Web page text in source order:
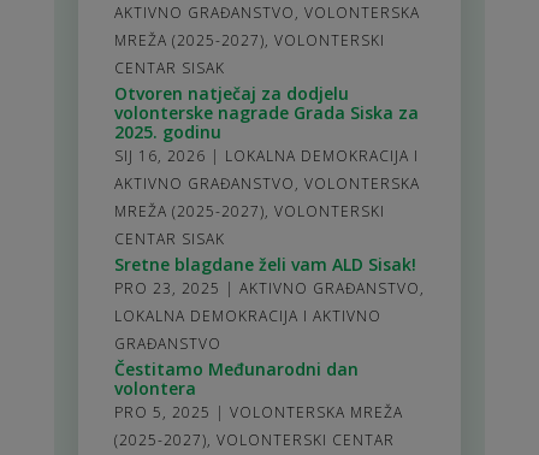
AKTIVNO GRAĐANSTVO, VOLONTERSKA
MREŽA (2025-2027), VOLONTERSKI
CENTAR SISAK
Otvoren natječaj za dodjelu
volonterske nagrade Grada Siska za
2025. godinu
SIJ 16, 2026 | LOKALNA DEMOKRACIJA I
AKTIVNO GRAĐANSTVO, VOLONTERSKA
MREŽA (2025-2027), VOLONTERSKI
CENTAR SISAK
Sretne blagdane želi vam ALD Sisak!
PRO 23, 2025 | AKTIVNO GRAĐANSTVO,
LOKALNA DEMOKRACIJA I AKTIVNO
GRAĐANSTVO
Čestitamo Međunarodni dan
volontera
PRO 5, 2025 | VOLONTERSKA MREŽA
(2025-2027), VOLONTERSKI CENTAR